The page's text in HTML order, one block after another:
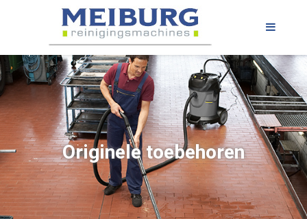
Originele toebehoren